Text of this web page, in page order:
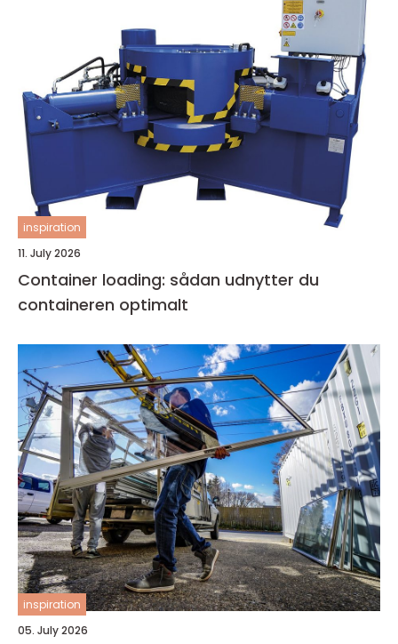
inspiration
11. July 2026
Container loading: sådan udnytter du
containeren optimalt
inspiration
05. July 2026